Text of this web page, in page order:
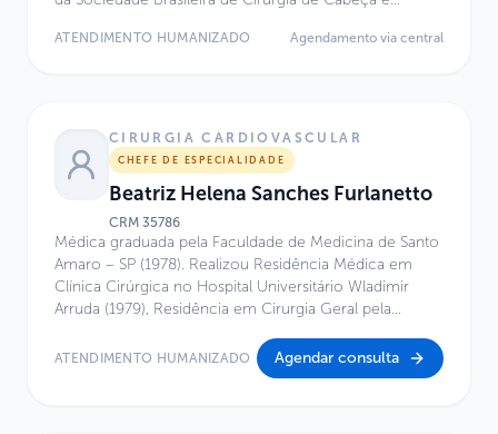
ATENDIMENTO HUMANIZADO Agendamento via central
CIRURGIA CARDIOVASCULAR
CHEFE DE ESPECIALIDADE
Beatriz Helena Sanches Furlanetto
CRM 35786
Médica graduada pela Faculdade de Medicina de Santo
Amaro – SP (1978). Realizou Residência Médica em
Clínica Cirúrgica no Hospital Universitário Wladimir
Arruda (1979), Residência em Cirurgia Geral pela
FMUSP (1981) e Residência em Cirurgia Cardíaca no
Instituto do Coração do Hospital das Clínicas –
ATENDIMENTO HUMANIZADO Agendar consulta